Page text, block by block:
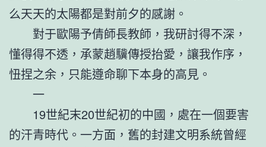
么天天的太陽都是對前夕的感謝。
對于歐陽予倩師長教師，我研討得不深，
懂得得不透，承蒙趙驥傳授抬愛，讓我作序，
忸捏之余，只能遵命聊下本身的高見。
一
19世紀末20世紀初的中國，處在一個要害
的汗青時代。一方面，舊的封建文明系統曾經